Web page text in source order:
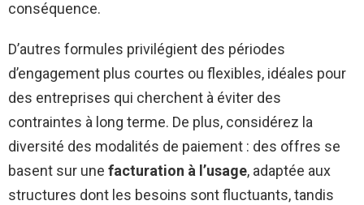
conséquence.
D’autres formules privilégient des périodes
d’engagement plus courtes ou flexibles, idéales pour
des entreprises qui cherchent à éviter des
contraintes à long terme. De plus, considérez la
diversité des modalités de paiement : des offres se
basent sur une facturation à l’usage, adaptée aux
structures dont les besoins sont fluctuants, tandis